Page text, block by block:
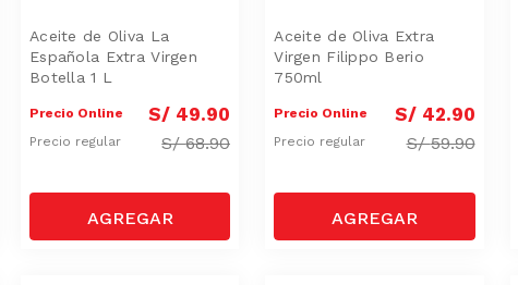
Aceite de Oliva La
Española Extra Virgen
Botella 1 L
Precio Online S/ 49.90
Precio regular S/68.90
Aceite de Oliva Extra
Virgen Filippo Berio
750ml
Precio Online S/ 42.90
Precio regular S/59.90